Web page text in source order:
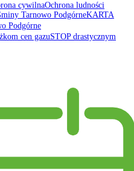
Ochrona ludności
KARTA
Podgórne
STOP drastycznym